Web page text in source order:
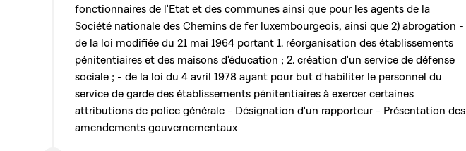
fonctionnaires de l'Etat et des communes ainsi que pour les agents de la
Société nationale des Chemins de fer luxembourgeois, ainsi que 2) abrogation -
de la loi modifiée du 21 mai 1964 portant 1. réorganisation des établissements
pénitentiaires et des maisons d'éducation ; 2. création d'un service de défense
sociale ; - de la loi du 4 avril 1978 ayant pour but d'habiliter le personnel du
service de garde des établissements pénitentiaires à exercer certaines
attributions de police générale - Désignation d'un rapporteur - Présentation des
amendements gouvernementaux